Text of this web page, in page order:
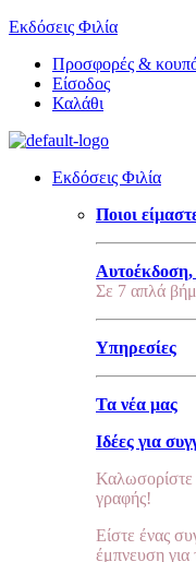
Εκδόσεις Φιλία
Προσφορές &
Είσοδος
Καλάθι
Εκδόσεις Φιλία
Ποιοι
Αυτοέκδοση,
Σε 7 απλά
Υπηρεσίες
Τα νέα μας
Ιδέες για
Καλωσορίστε
γραφής!
Είστε ένας
έμπνευση για